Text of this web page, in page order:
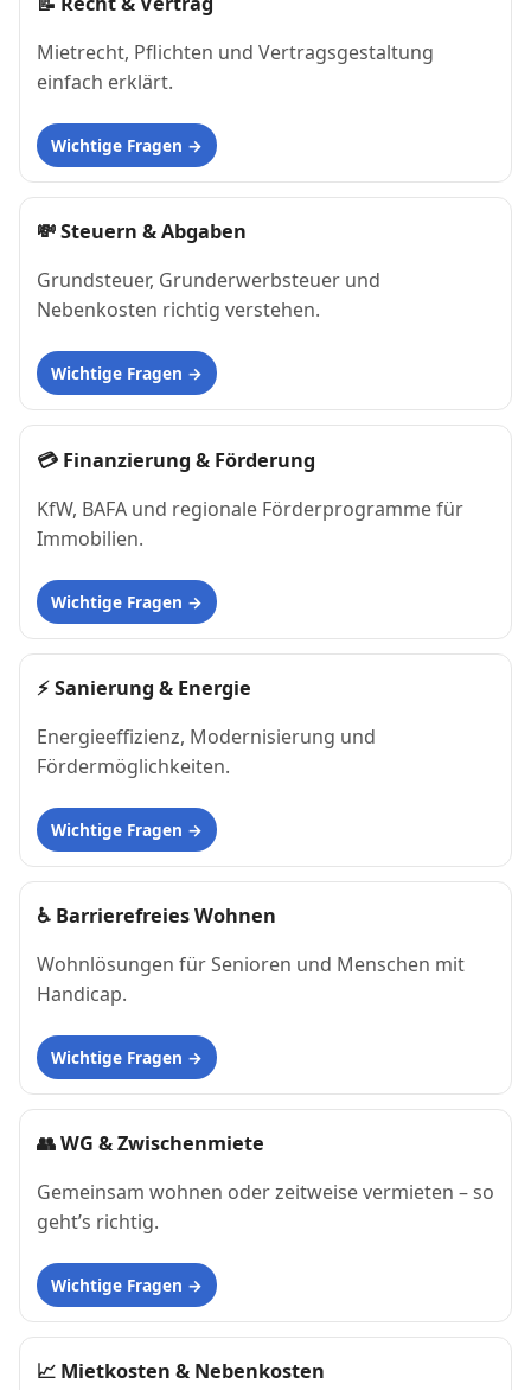
Mietrecht, Pflichten und Vertragsgestaltung
einfach erklärt.
Wichtige Fragen
💸Steuern & Abgaben
Grundsteuer, Grunderwerbsteuer und
Nebenkosten richtig verstehen.
Wichtige Fragen
💳 Finanzierung & Förderung
KfW, BAFA und regionale Förderprogramme für
Immobilien.
Wichtige Fragen
⚡Sanierung & Energie
Energieeffizienz, Modernisierung und
Fördermöglichkeiten.
Wichtige Fragen
♿ Barrierefreies Wohnen
Wohnlösungen für Senioren und Menschen mit
Handicap.
Wichtige Fragen
👥WG & Zwischenmiete
Gemeinsam wohnen oder zeitweise vermieten – so
geht’s richtig.
Wichtige Fragen
📈 Mietkosten & Nebenkosten